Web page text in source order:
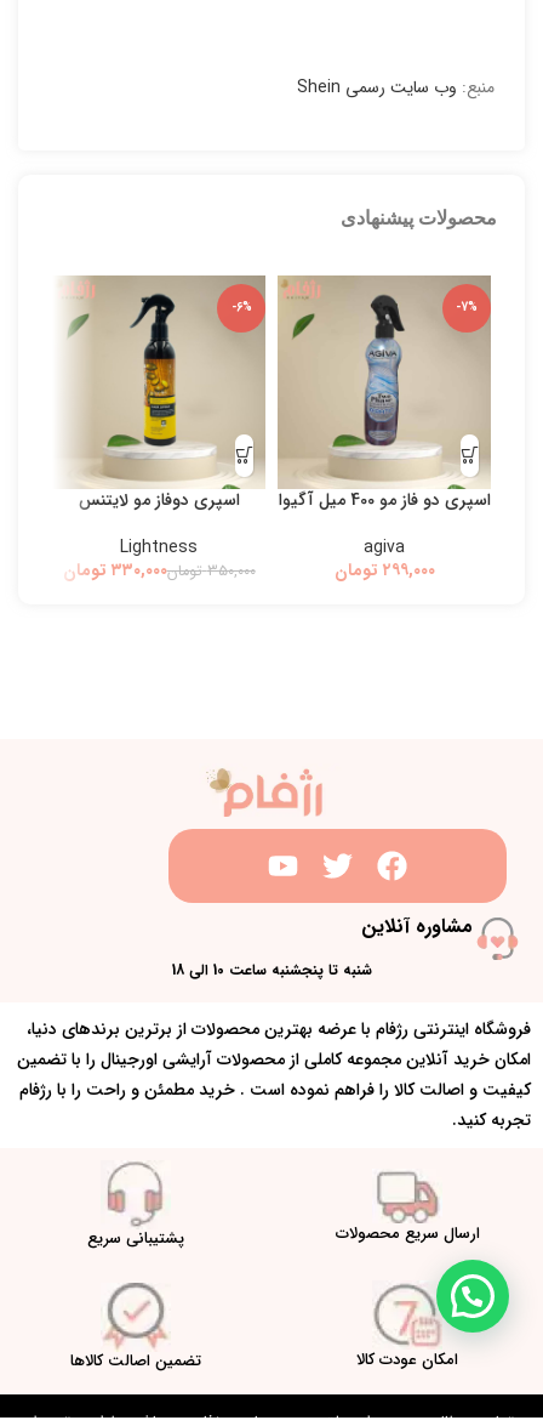
منبع: وب سایت رسمی Shein
محصولات پیشنهادی
-7%
اسپری دو فاز مو 400 میل آگیوا
agiva
تومان
-6%
اسپری دوفاز مو لایتنس
Lightness
۳۵۰,۰۰۰ تومان۳۳۰,۰۰۰ تومان
مشاوره آنلاین
شنبه تا پنجشنبه ساعت 10 الی 18
فروشگاه اینترنتی رژفام با عرضه بهترین محصولات از برترین برندهای دنیا،
امکان خرید آنلاین مجموعه کاملی از محصولات آرایشی اورجینال را با تضمین
کیفیت و اصالت کالا را فراهم نموده است . خرید مطمئن و راحت را با رژفام
تجربه کنید.
ارسال سریع محصولات
امکان عودت کالا
پشتیبانی سریع
تضمین اصالت کالاها